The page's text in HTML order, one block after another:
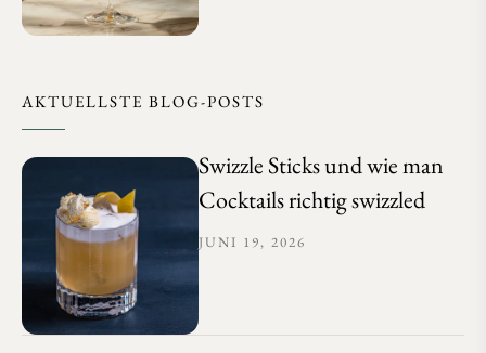
AKTUELLSTE BLOG-POSTS
Swizzle Sticks und wie man
Cocktails richtig swizzled
JUNI 19, 2026